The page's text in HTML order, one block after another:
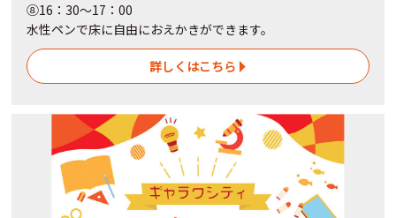
⑧16：30～17：00
水性ペンで床に自由におえかきができます。
詳しくはこちら